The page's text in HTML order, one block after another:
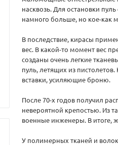
насквозь. Для остановки
намного больше, но кое-как
В последствие, кирасы
вес. В какой-то момент вес
созданы очень легкие
пуль, летящих из
вставки, усиляющие броню.
После 70-х годов получил
невероятной крепостью. Из
военные инженеры. В итоге,
У полимерных тканей и